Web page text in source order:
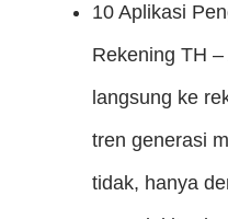
10 Aplikasi
Rekening TH –
langsung ke
tren generasi
tidak, hanya